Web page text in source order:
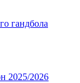
гандбола
2025/2026